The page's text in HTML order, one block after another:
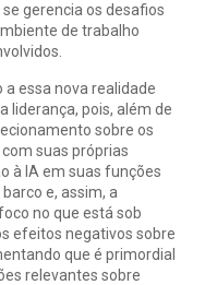
gerencia os desafios
de trabalho
essa nova realidade
liderança, pois, além de
sobre os
suas próprias
à IA em suas funções
e, assim, a
no que está sob
efeitos negativos sobre
que é primordial
relevantes sobre